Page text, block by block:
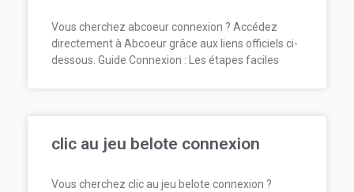
Vous cherchez abcoeur connexion ? Accédez
directement à Abcoeur grâce aux liens officiels ci-
dessous. Guide Connexion : Les étapes faciles
clic au jeu belote connexion
Vous cherchez clic au jeu belote connexion ?